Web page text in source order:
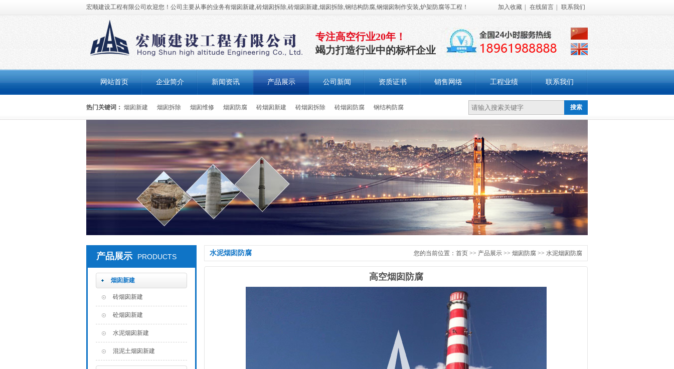
宏顺建设工程有限公司欢迎您！公司主要从事的业务有烟囱新建,砖烟囱拆除,砖烟囱新建,烟囱拆除,钢结构防腐,钢烟囱制作安装,炉架防腐等工程！ 加入收藏 在线留言 联系我们
专注高空行业20年！
竭力打造行业中的标杆企业
网站首页 企业简介 新闻资讯 产品展示 公司新闻 资质证书 销售网络 工程业绩 联系我们
热门关键词： 烟囱新建 烟囱拆除 烟囱维修 烟囱防腐 砖烟囱新建 砖烟囱拆除 砖烟囱防腐 钢结构防腐
产品展示 PRODUCTS
烟囱新建
砖烟囱新建
砼烟囱新建
水泥烟囱新建
混泥土烟囱新建
水泥烟囱防腐 您的当前位置： 首页 >> 产品展示 >> 烟囱防腐 >> 水泥烟囱防腐
高空烟囱防腐